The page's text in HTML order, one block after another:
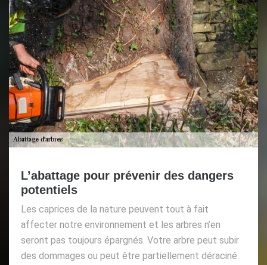
L’abattage pour prévenir des dangers
potentiels
Les caprices de la nature peuvent tout à fait
affecter notre environnement et les arbres n’en
seront pas toujours épargnés. Votre arbre peut subir
des dommages ou peut être partiellement déraciné.